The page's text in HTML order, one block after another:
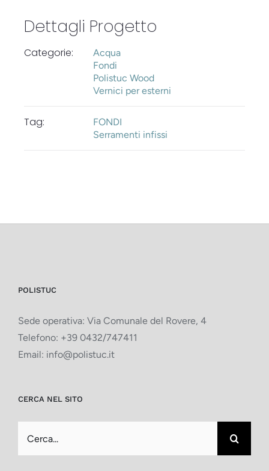
Dettagli Progetto
Categorie:
Acqua
Fondi
Polistuc Wood
Vernici per esterni
Tag:
FONDI
Serramenti infissi
POLISTUC
Sede operativa: Via Comunale del Rovere, 4
Telefono: +39 0432/747411
Email: info@polistuc.it
CERCA NEL SITO
per: